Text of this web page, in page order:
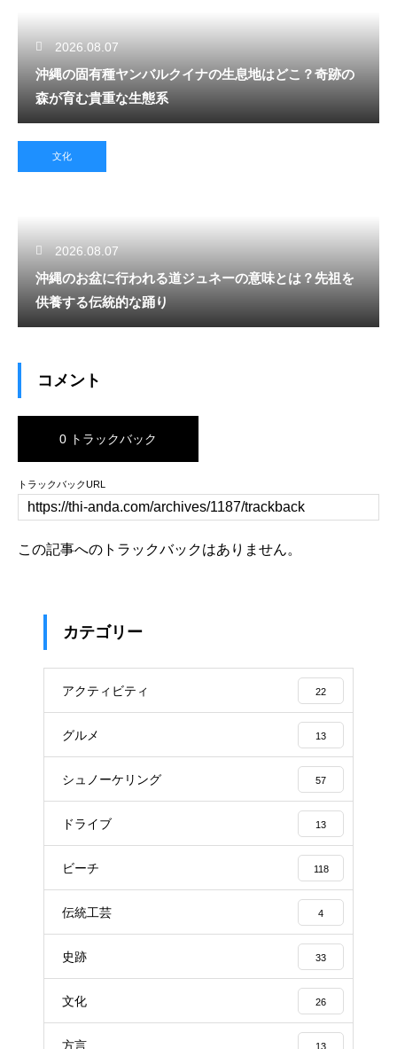
2026.08.07
沖縄の固有種ヤンバルクイナの生息地はどこ？奇跡の
森が育む貴重な生態系
文化
2026.08.07
沖縄のお盆に行われる道ジュネーの意味とは？先祖を
供養する伝統的な踊り
コメント
0 トラックバック
トラックバックURL
この記事へのトラックバックはありません。
カテゴリー
アクティビティ 22
グルメ 13
シュノーケリング 57
ドライブ 13
ビーチ 118
伝統工芸 4
史跡 33
文化 26
方言 13